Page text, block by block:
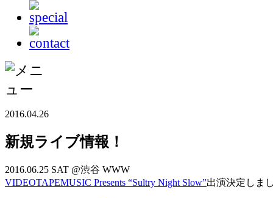
2016.04.26
新規ライブ情報！
2016.06.25 SAT @渋谷 WWW
VIDEOTAPEMUSIC Presents “Sultry Night Slow”出演決定しま